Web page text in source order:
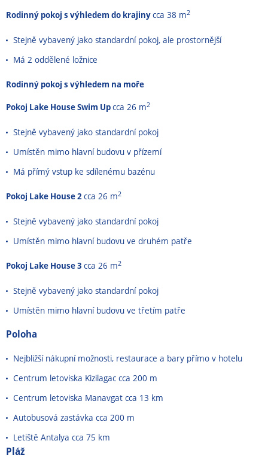
Rodinný pokoj s výhledem do krajinycca 38 m2
Stejně vybavený jako standardní pokoj, ale prostornější
Má 2 oddělené ložnice
Rodinný pokoj s výhledem na moře
Pokoj Lake House Swim Upcca 26 m2
Stejně vybavený jako standardní pokoj
Umístěn mimo hlavní budovu v přízemí
Má přímý vstup ke sdílenému bazénu
Pokoj Lake House 2cca 26 m2
Stejně vybavený jako standardní pokoj
Umístěn mimo hlavní budovu ve druhém patře
Pokoj Lake House 3 cca 26 m2
Stejně vybavený jako standardní pokoj
Umístěn mimo hlavní budovu ve třetím patře
Poloha
Nejbližší nákupní možnosti, restaurace a bary přímo v hotelu
Centrum letoviska Kizilagac cca 200 m
Centrum letoviska Manavgat cca 13 km
Autobusová zastávka cca 200 m
Letiště Antalya cca 75 km
Pláž